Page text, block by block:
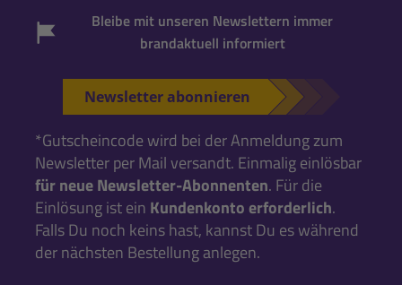
Bleibe mit unseren Newslettern immer
brandaktuell informiert
Newsletter abonnieren
*Gutscheincode wird bei der Anmeldung zum
Newsletter per Mail versandt. Einmalig einlösbar
für neue Newsletter-Abonnenten. Für die
Einlösung ist ein Kundenkonto erforderlich.
Falls Du noch keins hast, kannst Du es während
der nächsten Bestellung anlegen.